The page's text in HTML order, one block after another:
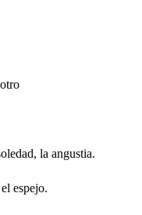
la angustia.
espejo.